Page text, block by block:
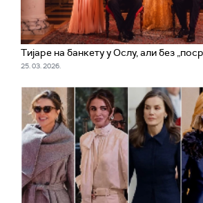
Тијаре на банкету у Ослу, али без
25. 03. 2026.